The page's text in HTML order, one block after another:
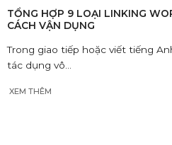
TỔNG HỢP 9 LOẠI LINKING
CÁCH VẬN DỤNG
Trong giao tiếp hoặc viết tiếng
tác dụng vô...
XEM THÊM